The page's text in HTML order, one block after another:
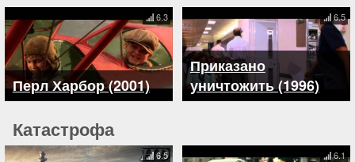
Перл Харбор (2001)
6.3
Приказано
уничтожить (1996)
6.5
Катастрофа
6.5 6.1